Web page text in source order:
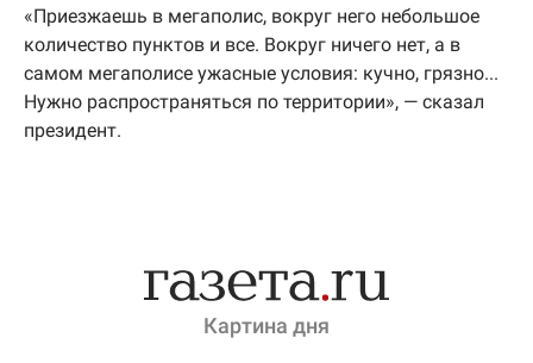
«Приезжаешь в мегаполис, вокруг него небольшое
количество пунктов и все. Вокруг ничего нет, а в
самом мегаполисе ужасные условия: кучно, грязно...
Нужно распространяться по территории», — сказал
президент.
Картина дня